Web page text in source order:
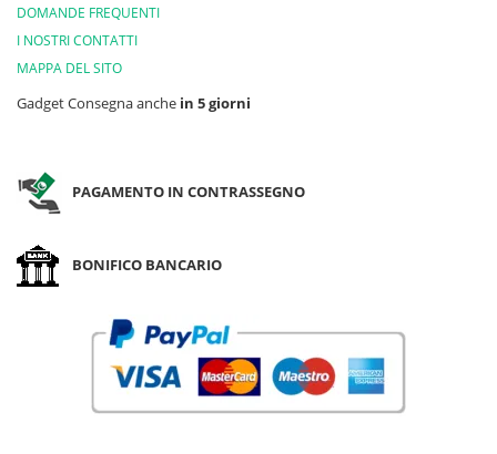
DOMANDE FREQUENTI
I NOSTRI CONTATTI
MAPPA DEL SITO
Gadget Consegna anche in 5 giorni
PAGAMENTO IN CONTRASSEGNO
BONIFICO BANCARIO